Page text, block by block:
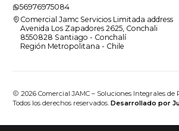
56976975084
Comercial Jamc Servicios Limitada address
Avenida Los Zapadores 2625, Conchali
8550828 Santiago - Conchalí
Región Metropolitana - Chile
2026 Comercial JAMC – Soluciones Integrales
Todos los derechos reservados. Desarrollado por